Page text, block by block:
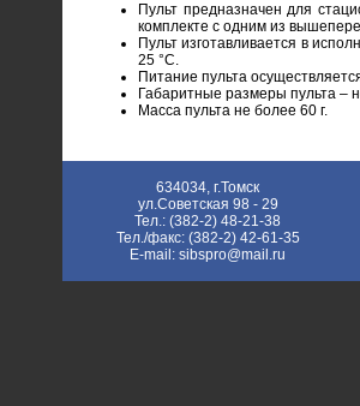
Пульт предназначен для
комплекте с одним из
Пульт изготавливается в
25 °С.
Питание пульта
Габаритные размеры пульта –
Масса пульта не более 60 г.
634034, г.Томск
ул.Советская 98 - 29
Тел.: (382-2) 48-21-38
Тел./факс: (382-2) 42-61-35
E-mail: sibspro@mail.ru